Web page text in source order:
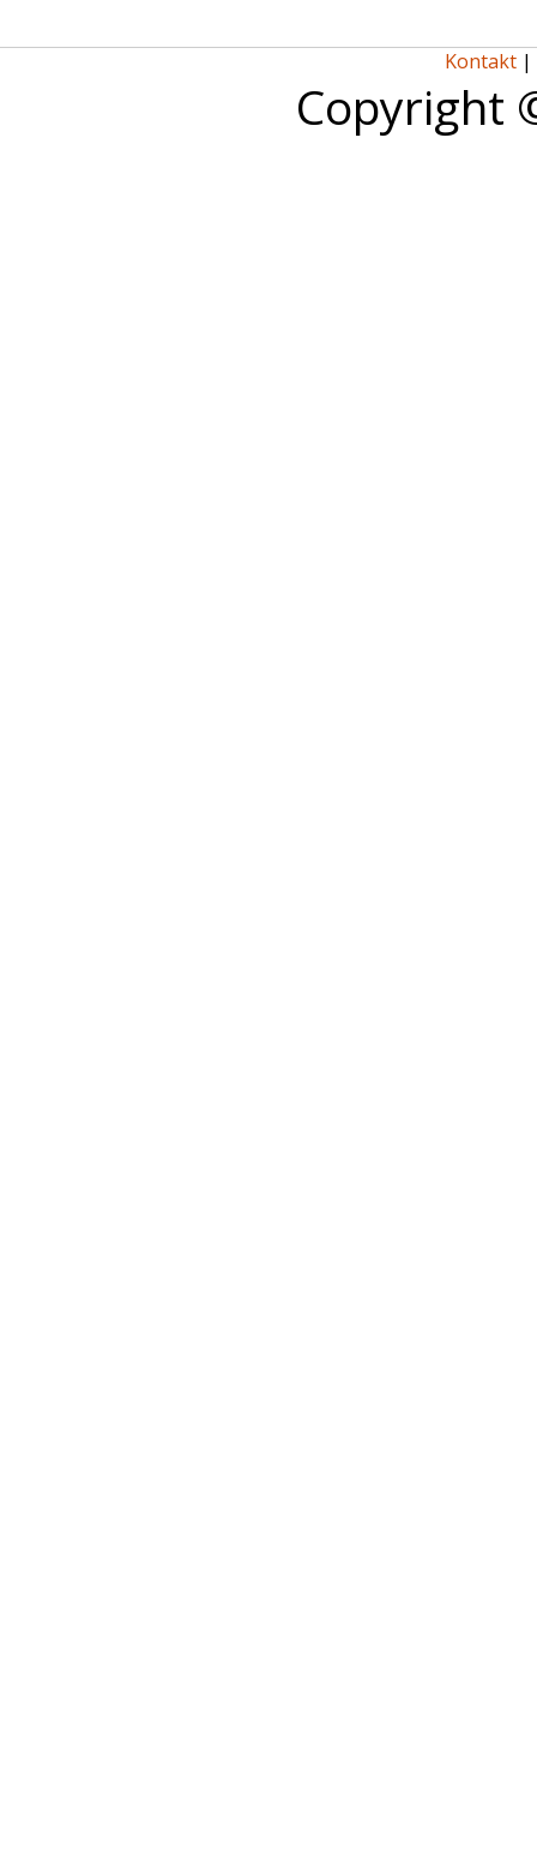
Kontakt |
Copyright